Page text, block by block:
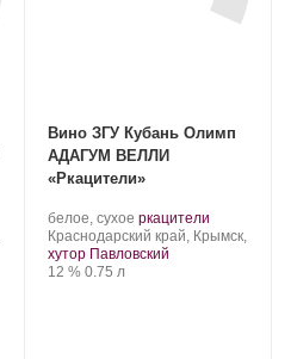
Вино ЗГУ Кубань Олимп
АДАГУМ ВЕЛЛИ
«Ркацители»
Производитель:
Olymp
Winery.
белое, сухое .
Сорт
винограда:
ркацители.
Регион:
Краснодарский край, Крымск,
хутор Павловский
Крепость
12 %. Объем
0.75 л